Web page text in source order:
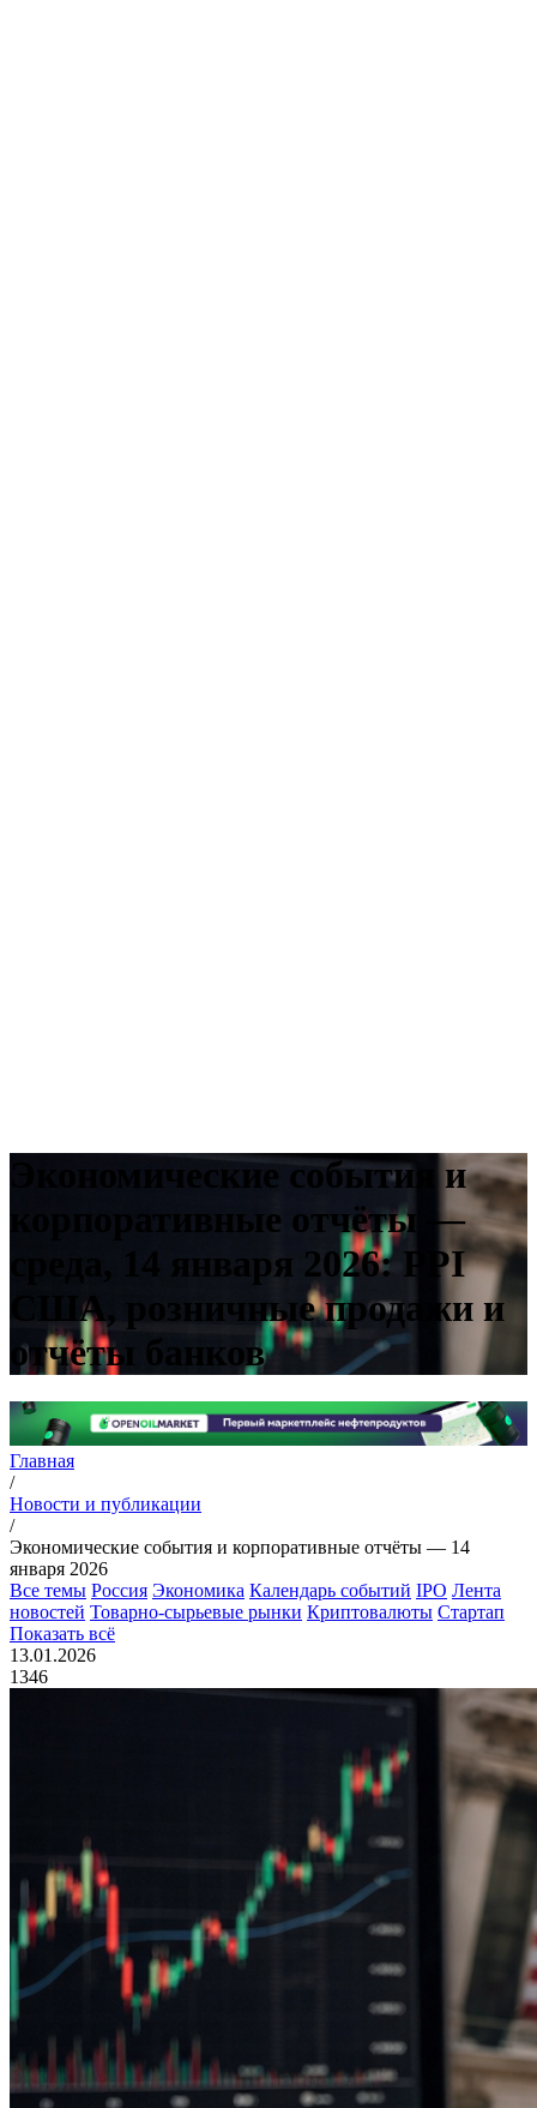
Экономические события и
корпоративные отчёты —
среда, 14 января 2026: PPI
США, розничные продажи и
отчёты банков
Главная
/
Новости и публикации
/
Экономические события и корпоративные отчёты — 14
января 2026
Все темы Россия Экономика Календарь событий IPO Лента
новостей Товарно-сырьевые рынки Криптовалюты Стартап
Показать всё
13.01.2026
1346